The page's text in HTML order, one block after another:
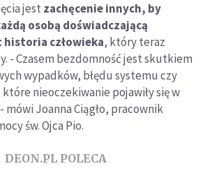
jest zachęcenie innych, by
osobą doświadczającą
człowieka, który teraz
- Czasem bezdomność jest skutkiem
wypadków, błędu systemu czy
nieoczekiwanie pojawiły się w
mówi Joanna Ciągło, pracownik
św. Ojca Pio.
DEON.PL POLECA